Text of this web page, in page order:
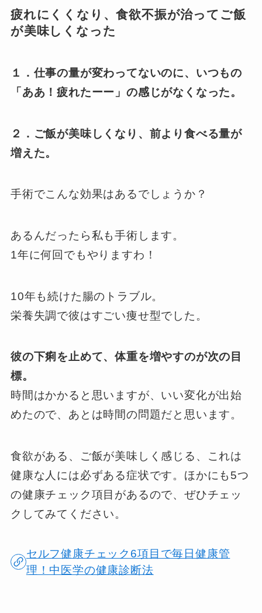
疲れにくくなり、食欲不振が治ってご飯
が美味しくなった
１．仕事の量が変わってないのに、いつもの
「ああ！疲れたーー」の感じがなくなった。
２．ご飯が美味しくなり、前より食べる量が
増えた。
手術でこんな効果はあるでしょうか？
あるんだったら私も手術します。
1年に何回でもやりますわ！
10年も続けた腸のトラブル。
栄養失調で彼はすごい痩せ型でした。
彼の下痢を止めて、体重を増やすのが次の目
標。
時間はかかると思いますが、いい変化が出始
めたので、あとは時間の問題だと思います。
食欲がある、ご飯が美味しく感じる、これは
健康な人には必ずある症状です。ほかにも5つ
の健康チェック項目があるので、ぜひチェッ
クしてみてください。
セルフ健康チェック6項目で毎日健康管
理！中医学の健康診断法